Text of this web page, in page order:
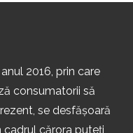
2016, prin care
consumatorii să
se desfășoară
cadrul cărora puteți